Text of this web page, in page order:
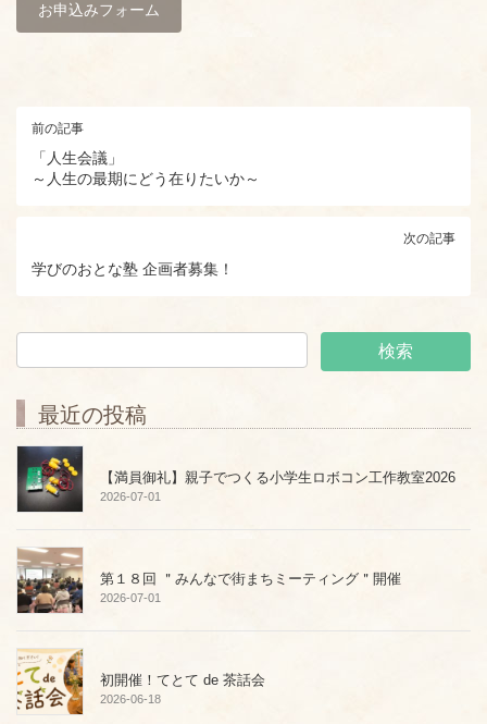
お申込みフォーム
前の記事
「人生会議」
～人生の最期にどう在りたいか～
次の記事
学びのおとな塾 企画者募集！
最近の投稿
【満員御礼】親子でつくる小学生ロボコン工作教室2026
2026-07-01
第１８回 ＂みんなで街まちミーティング＂開催
2026-07-01
初開催！てとて de 茶話会
2026-06-18